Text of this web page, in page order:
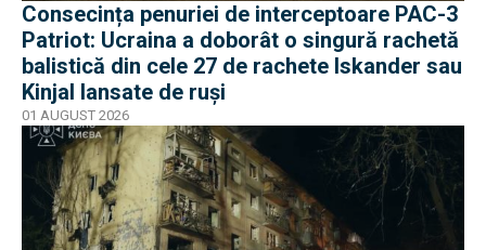
Consecința penuriei de interceptoare PAC-3
Patriot: Ucraina a doborât o singură rachetă
balistică din cele 27 de rachete Iskander sau
Kinjal lansate de ruși
01 AUGUST 2026